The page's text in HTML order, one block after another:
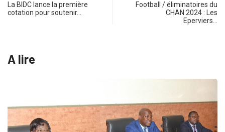
La BIDC lance la première
cotation pour soutenir…
Football / éliminatoires du
CHAN 2024 : Les
Eperviers…
A lire